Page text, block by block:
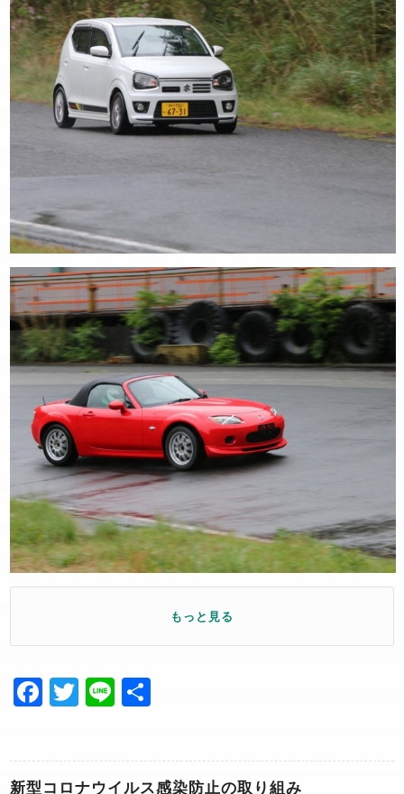
もっと見る
Facebook
Twitter
Line
新型コロナウイルス感染防止の取り組み